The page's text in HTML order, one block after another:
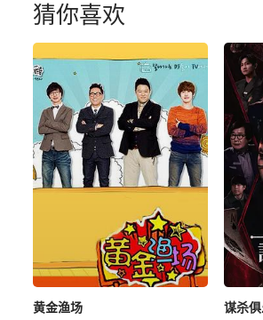
猜你喜欢
黄金渔场
谋杀